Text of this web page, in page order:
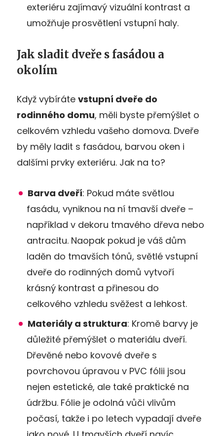
exteriéru zajímavý vizuální kontrast a
umožňuje prosvětlení vstupní haly​.
Jak sladit dveře s fasádou a
okolím
Když vybíráte vstupní dveře do
rodinného domu, měli byste přemýšlet o
celkovém vzhledu vašeho domova. Dveře
by měly ladit s fasádou, barvou oken i
dalšími prvky exteriéru. Jak na to?
Barva dveří: Pokud máte světlou
fasádu, vyniknou na ní tmavší dveře –
například v dekoru tmavého dřeva nebo
antracitu. Naopak pokud je váš dům
laděn do tmavších tónů, světlé vstupní
dveře do rodinných domů vytvoří
krásný kontrast a přinesou do
celkového vzhledu svěžest a lehkost​.
Materiály a struktura: Kromě barvy je
důležité přemýšlet o materiálu dveří.
Dřevěné nebo kovové dveře s
povrchovou úpravou v PVC fólii jsou
nejen estetické, ale také praktické na
údržbu. Fólie je odolná vůči vlivům
počasí, takže i po letech vypadají dveře